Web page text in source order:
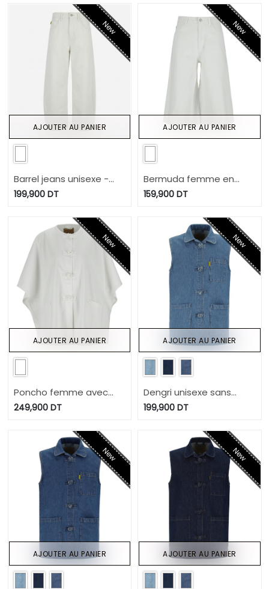
New
Barrel jeans unisexe -
BIBOO
199,900DT
AJOUTER AU PANIER
New
Bermuda femme en
jeans - Badira
159,900 DT
AJOUTER AU PANIER
New
Poncho femme avec
poche plaquée - ZINA 2.0
249,900DT
AJOUTER AU PANIER
New
Dengri unisexe sans
manche KEHNA
199,900 DT
AJOUTER AU PANIER
New
AJOUTER AU PANIER
New
AJOUTER AU PANIER